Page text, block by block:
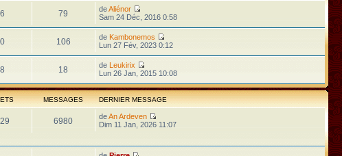
79 deAliénor
Sam 24 Déc, 2016 0:58
106 de Kambonemos
Lun 27 Fév, 2023 0:12
18 de Leukirix
Lun 26 Jan, 2015 10:08
MESSAGES DERNIER MESSAGE
6980 deAn Ardeven
Dim 11 Jan, 2026 11:07